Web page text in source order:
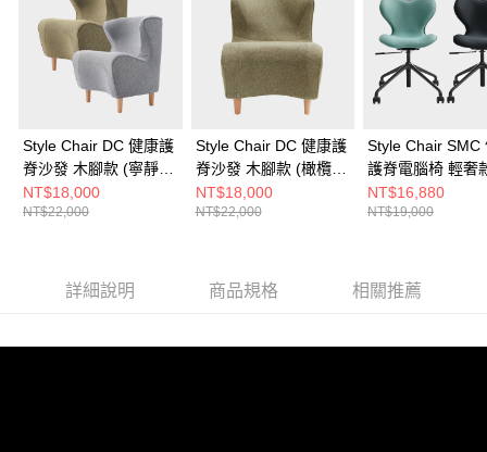
Style Chair DC 健康護
脊沙發 木腳款 (寧靜
灰/橄欖綠)
NT$18,000
NT$22,000
Style Chair DC 健康護
脊沙發 木腳款 (橄欖
綠)
NT$18,000
NT$22,000
Style Chair SMC
護脊電腦椅 輕奢
林綠/沉靜黑)
NT$16,880
NT$19,000
詳細說明 商品規格 相關推薦